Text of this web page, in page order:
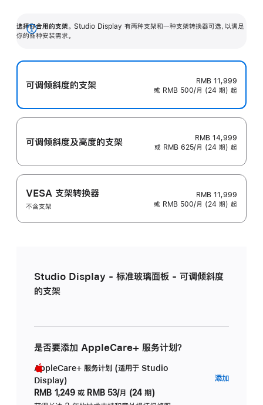
选择你合用的支架。 Studio Display 有两种支架和一种支架转换器可选，以满足
你的各种安装需求。
展
可调倾斜度的支架
RMB 11,999
或 RMB 500/月 (24 期) 起
可调倾斜度及高‍度的支‍架
RMB 14,999
或 RMB 625/月 (24 期) 起
VESA 支架转换器
不含支架
RMB 11,999
或 RMB 500/月 (24 期) 起
Studio Display - 标准玻璃面板 - 可调倾斜度
的支架
是否要添加 AppleCare+ 服务计划？
AppleCare+ 服务计划 (适用于 Studio
Display)
RMB 1,249 或 RMB 53/月 (24 期)
添加